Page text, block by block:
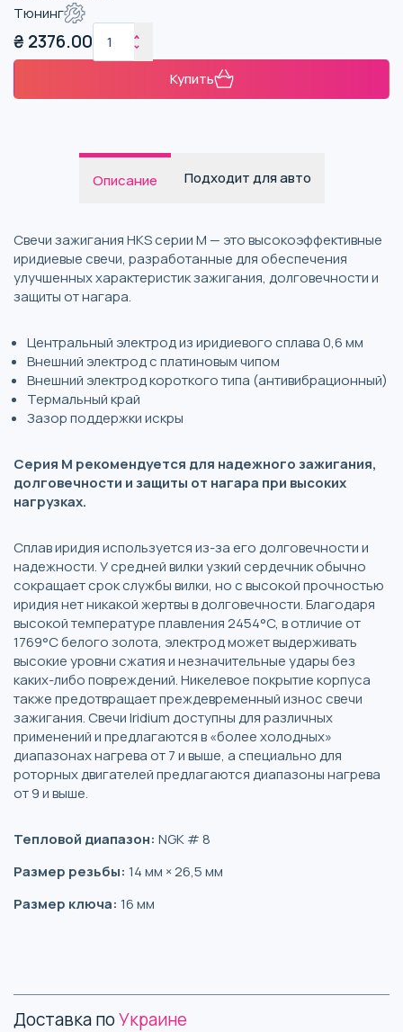
Тюнинг
₴ 2376.00
Купить
Описание Подходит для авто
Свечи зажигания HKS серии M — это высокоэффективные
иридиевые свечи, разработанные для обеспечения
улучшенных характеристик зажигания, долговечности и
защиты от нагара.
Центральный электрод из иридиевого сплава 0,6 мм
Внешний электрод с платиновым чипом
Внешний электрод короткого типа (антивибрационный)
Термальный край
Зазор поддержки искры
Серия M рекомендуется для надежного зажигания,
долговечности и защиты от нагара при высоких
нагрузках.
Сплав иридия используется из-за его долговечности и
надежности. У средней вилки узкий сердечник обычно
сокращает срок службы вилки, но с высокой прочностью
иридия нет никакой жертвы в долговечности. Благодаря
высокой температуре плавления 2454°C, в отличие от
1769°C белого золота, электрод может выдерживать
высокие уровни сжатия и незначительные удары без
каких-либо повреждений. Никелевое покрытие корпуса
также предотвращает преждевременный износ свечи
зажигания. Свечи Iridium доступны для различных
применений и предлагаются в «более холодных»
диапазонах нагрева от 7 и выше, а специально для
роторных двигателей предлагаются диапазоны нагрева
от 9 и выше.
Тепловой диапазон: NGK # 8
Размер резьбы: 14 мм × 26,5 мм
Размер ключа: 16 мм
Доставка поУкраине